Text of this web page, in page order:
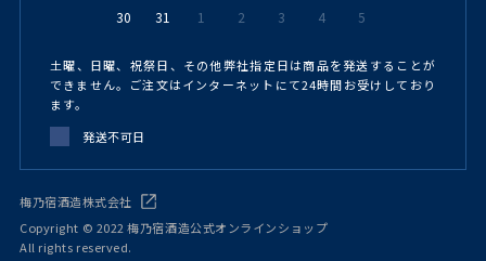
30 31 1 2 3 4 5
土曜、日曜、祝祭日、その他弊社指定日は商品を発送することが
できません。ご注文はインターネットにて24時間お受けしており
ます。
発送不可日
梅乃宿酒造株式会社
Copyright © 2022 梅乃宿酒造公式オンラインショップ
All rights reserved.